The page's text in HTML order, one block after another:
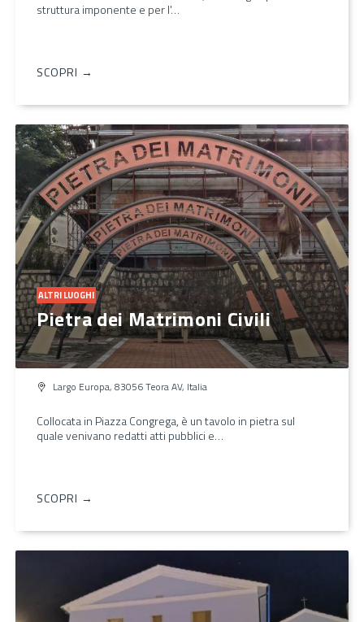
struttura imponente e per l'…
SCOPRI →
ALTRI LUOGHI
Pietra dei Matrimoni Civili
Largo Europa, 83056 Teora AV, Italia
Collocata in Piazza Congrega, è un tavolo in pietra sul
quale venivano redatti atti pubblici e…
SCOPRI →